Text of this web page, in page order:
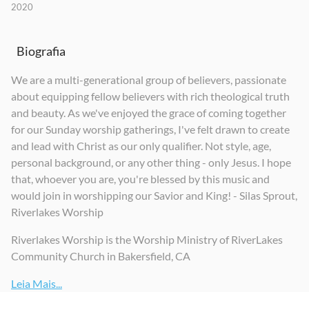
2020
Biografia
We are a multi-generational group of believers, passionate
about equipping fellow believers with rich theological truth
and beauty. As we've enjoyed the grace of coming together
for our Sunday worship gatherings, I've felt drawn to create
and lead with Christ as our only qualifier. Not style, age,
personal background, or any other thing - only Jesus. I hope
that, whoever you are, you're blessed by this music and
would join in worshipping our Savior and King! - Silas Sprout,
Riverlakes Worship
Riverlakes Worship is the Worship Ministry of RiverLakes
Community Church in Bakersfield, CA
Leia Mais...